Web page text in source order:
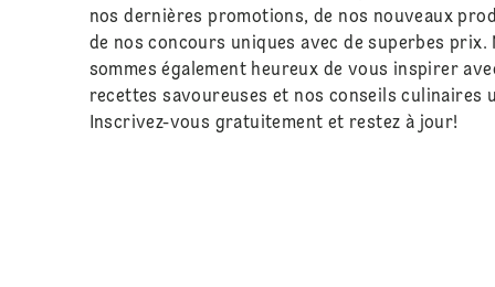
nos dernières promotions, de nos nouveaux
de nos concours uniques avec de superbes prix.
sommes également heureux de vous inspirer
recettes savoureuses et nos conseils culinaires
Inscrivez-vous gratuitement et restez à jour!